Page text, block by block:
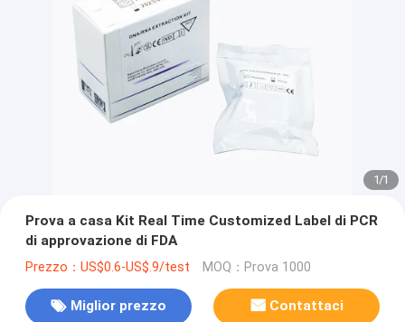
1/1
Prova a casa Kit Real Time Customized Label di PCR
di approvazione di FDA
Prezzo：US$0.6-US$.9/test MOQ：Prova 1000
Miglior prezzo Contattaci